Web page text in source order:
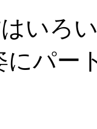
いろ
にパー